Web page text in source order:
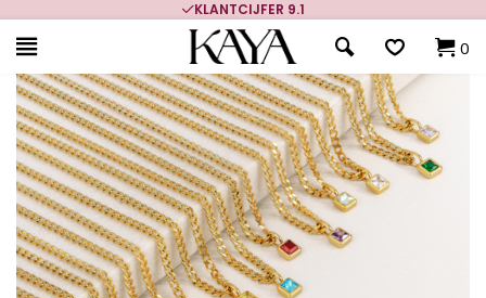
KLANTCIJFER 9.1
0